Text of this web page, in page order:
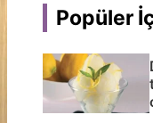
Popüler